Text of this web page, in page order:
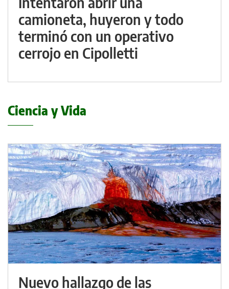
camioneta, huyeron y todo
terminó con un operativo
cerrojo en Cipolletti
Ciencia y Vida
Nuevo hallazgo de las